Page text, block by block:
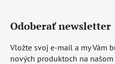
Odoberať newsletter
Vložte svoj e-mail a my Vám
nových produktoch na